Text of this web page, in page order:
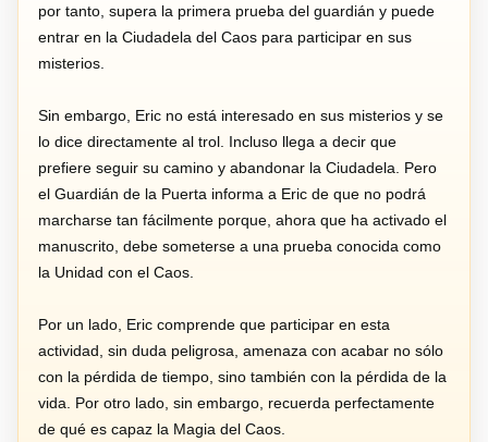
por tanto, supera la primera prueba del guardián y puede
entrar en la Ciudadela del Caos para participar en sus
misterios.
Sin embargo, Eric no está interesado en sus misterios y se
lo dice directamente al trol. Incluso llega a decir que
prefiere seguir su camino y abandonar la Ciudadela. Pero
el Guardián de la Puerta informa a Eric de que no podrá
marcharse tan fácilmente porque, ahora que ha activado el
manuscrito, debe someterse a una prueba conocida como
la Unidad con el Caos.
Por un lado, Eric comprende que participar en esta
actividad, sin duda peligrosa, amenaza con acabar no sólo
con la pérdida de tiempo, sino también con la pérdida de la
vida. Por otro lado, sin embargo, recuerda perfectamente
de qué es capaz la Magia del Caos.